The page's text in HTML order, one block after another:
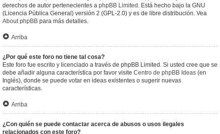
derechos de autor pertenecientes a phpBB Limited . Está hecho bajo la GNU
(Licencia Pública General) versión 2 (GPL-2.0) y es de libre distribución. Vea
About phpBB para más detalles.
Arriba
¿Por qué este foro no tiene tal cosa?
Este foro fue escrito y licenciado a través de phpBB Limited. Si usted cree que se
debe añadir alguna característica por favor visite Centro de phpBB Ideas (en
Inglés), donde se puede votar en ideas existentes o sugerir nuevas
características.
Arriba
¿Con quién se puede contactar acerca de abusos o usos ilegales
relacionados con este foro?